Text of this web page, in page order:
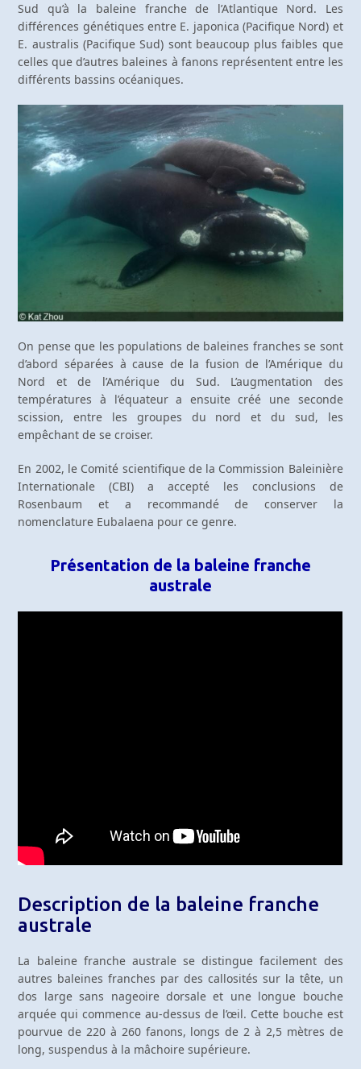
Sud qu’à la baleine franche de l’Atlantique Nord. Les
différences génétiques entre E. japonica (Pacifique Nord) et
E. australis (Pacifique Sud) sont beaucoup plus faibles que
celles que d’autres baleines à fanons représentent entre les
différents bassins océaniques.
On pense que les populations de baleines franches se sont
d’abord séparées à cause de la fusion de l’Amérique du
Nord et de l’Amérique du Sud. L’augmentation des
températures à l’équateur a ensuite créé une seconde
scission, entre les groupes du nord et du sud, les
empêchant de se croiser.
En 2002, le Comité scientifique de la Commission Baleinière
Internationale (CBI) a accepté les conclusions de
Rosenbaum et a recommandé de conserver la
nomenclature Eubalaena pour ce genre.
Présentation de la baleine franche
australe
Description de la baleine franche
australe
La baleine franche australe se distingue facilement des
autres baleines franches par des callosités sur la tête, un
dos large sans nageoire dorsale et une longue bouche
arquée qui commence au-dessus de l’œil. Cette bouche est
pourvue de 220 à 260 fanons, longs de 2 à 2,5 mètres de
long, suspendus à la mâchoire supérieure.